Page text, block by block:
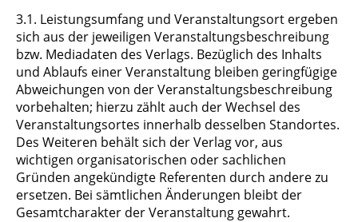
3.1. Leistungsumfang und Veranstaltungsort ergeben
sich aus der jeweiligen Veranstaltungsbeschreibung
bzw. Mediadaten des Verlags. Bezüglich des Inhalts
und Ablaufs einer Veranstaltung bleiben geringfügige
Abweichungen von der Veranstaltungsbeschreibung
vorbehalten; hierzu zählt auch der Wechsel des
Veranstaltungsortes innerhalb desselben Standortes.
Des Weiteren behält sich der Verlag vor, aus
wichtigen organisatorischen oder sachlichen
Gründen angekündigte Referenten durch andere zu
ersetzen. Bei sämtlichen Änderungen bleibt der
Gesamtcharakter der Veranstaltung gewahrt.